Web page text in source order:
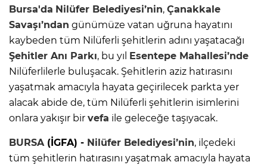
Bursa'da Nilüfer Belediyesi’nin, Çanakkale
Savaşı’ndan günümüze vatan uğruna hayatını
kaybeden tüm Nilüferli şehitlerin adını yaşatacağı
Şehitler Anı Parkı, bu yıl Esentepe Mahallesi’nde
Nilüferlilerle buluşacak. Şehitlerin aziz hatırasını
yaşatmak amacıyla hayata geçirilecek parkta yer
alacak abide de, tüm Nilüferli şehitlerin isimlerini
onlara yakışır bir vefa ile geleceğe taşıyacak.
BURSA(İGFA) - Nilüfer Belediyesi’nin, ilçedeki
tüm şehitlerin hatırasını yaşatmak amacıyla hayata